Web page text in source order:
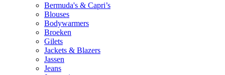
Bermuda's & Capri’s
Blouses
Bodywarmers
Broeken
Gilets
Jackets & Blazers
Jassen
Jeans